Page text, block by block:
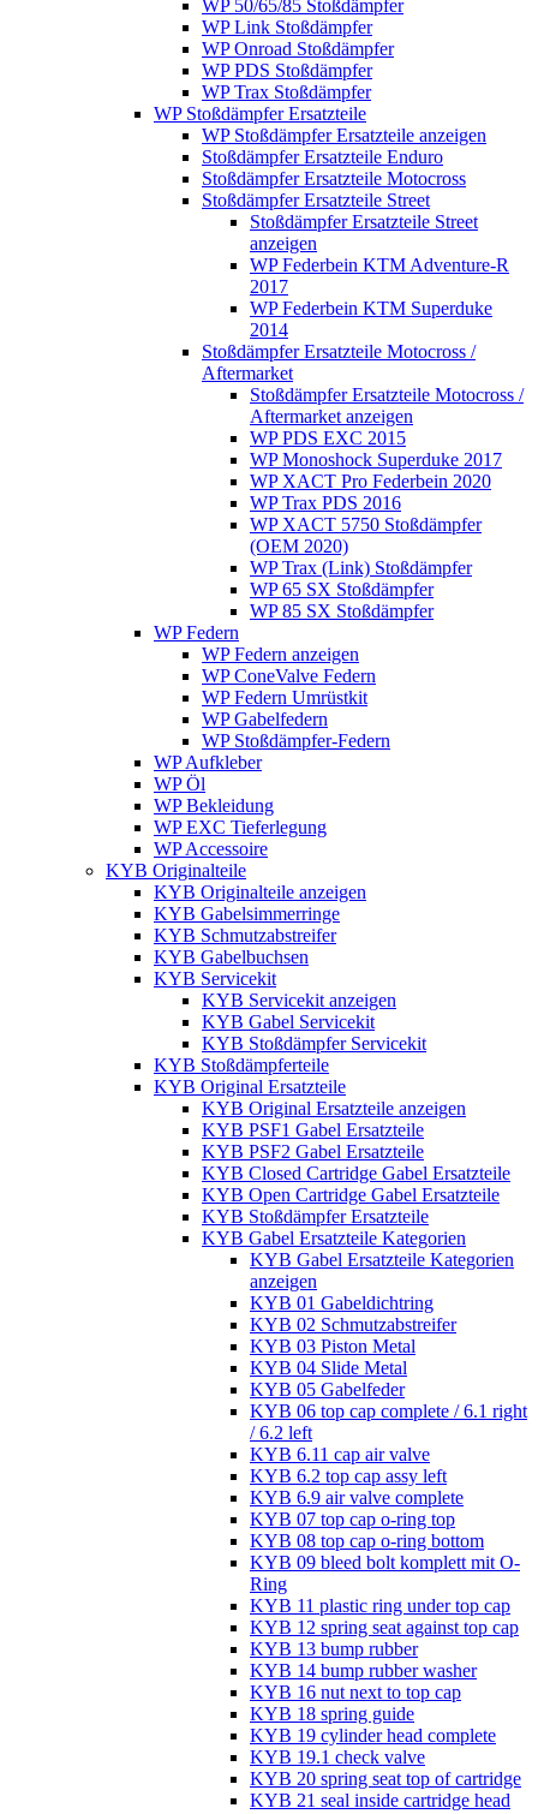
WP 50/65/85 Stoßdämpfer
WP Link Stoßdämpfer
WP Onroad Stoßdämpfer
WP PDS Stoßdämpfer
WP Trax Stoßdämpfer
WP Stoßdämpfer Ersatzteile
WP Stoßdämpfer Ersatzteile anzeigen
Stoßdämpfer Ersatzteile Enduro
Stoßdämpfer Ersatzteile Motocross
Stoßdämpfer Ersatzteile Street
Stoßdämpfer Ersatzteile Street
anzeigen
WP Federbein KTM Adventure-R
2017
WP Federbein KTM Superduke
2014
Stoßdämpfer Ersatzteile Motocross /
Aftermarket
Stoßdämpfer Ersatzteile Motocross /
Aftermarket anzeigen
WP PDS EXC 2015
WP Monoshock Superduke 2017
WP XACT Pro Federbein 2020
WP Trax PDS 2016
WP XACT 5750 Stoßdämpfer
(OEM 2020)
WP Trax (Link) Stoßdämpfer
WP 65 SX Stoßdämpfer
WP 85 SX Stoßdämpfer
WP Federn
WP Federn anzeigen
WP ConeValve Federn
WP Federn Umrüstkit
WP Gabelfedern
WP Stoßdämpfer-Federn
WP Aufkleber
WP Öl
WP Bekleidung
WP EXC Tieferlegung
WP Accessoire
KYB Originalteile
KYB Originalteile anzeigen
KYB Gabelsimmerringe
KYB Schmutzabstreifer
KYB Gabelbuchsen
KYB Servicekit
KYB Servicekit anzeigen
KYB Gabel Servicekit
KYB Stoßdämpfer Servicekit
KYB Stoßdämpferteile
KYB Original Ersatzteile
KYB Original Ersatzteile anzeigen
KYB PSF1 Gabel Ersatzteile
KYB PSF2 Gabel Ersatzteile
KYB Closed Cartridge Gabel Ersatzteile
KYB Open Cartridge Gabel Ersatzteile
KYB Stoßdämpfer Ersatzteile
KYB Gabel Ersatzteile Kategorien
KYB Gabel Ersatzteile Kategorien
anzeigen
KYB 01 Gabeldichtring
KYB 02 Schmutzabstreifer
KYB 03 Piston Metal
KYB 04 Slide Metal
KYB 05 Gabelfeder
KYB 06 top cap complete / 6.1 right
/ 6.2 left
KYB 6.11 cap air valve
KYB 6.2 top cap assy left
KYB 6.9 air valve complete
KYB 07 top cap o-ring top
KYB 08 top cap o-ring bottom
KYB 09 bleed bolt komplett mit O-
Ring
KYB 11 plastic ring under top cap
KYB 12 spring seat against top cap
KYB 13 bump rubber
KYB 14 bump rubber washer
KYB 16 nut next to top cap
KYB 18 spring guide
KYB 19 cylinder head complete
KYB 19.1 check valve
KYB 20 spring seat top of cartridge
KYB 21 seal inside cartridge head